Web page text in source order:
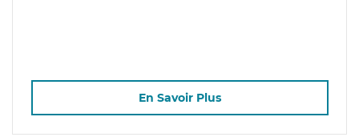
En Savoir Plus